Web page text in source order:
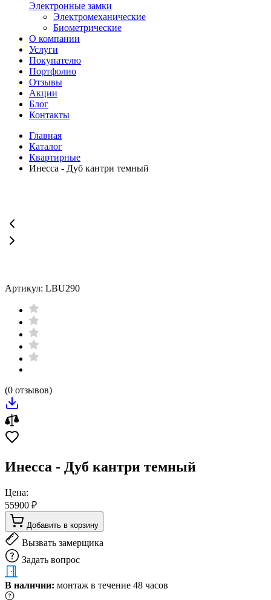
Электронные замки
Электромеханические
Биометрические
О компании
Услуги
Покупателю
Портфолио
Отзывы
Акции
Блог
Контакты
Главная
Каталог
Квартирные
Инесса - Дуб кантри темный
Артикул: LBU290
(0 отзывов)
Инесса - Дуб кантри темный
Цена:
55900 ₽
Добавить в корзину
Вызвать замерщика
Задать вопрос
В наличии: монтаж в течение 48 часов